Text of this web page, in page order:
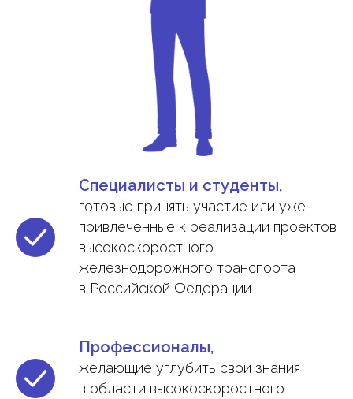
Специалисты и студенты,
готовые принять участие или уже
привлеченные к реализации проектов
высокоскоростного
железнодорожного транспорта
в Российской Федерации
Профессионалы,
желающие углубить свои знания
в области высокоскоростного